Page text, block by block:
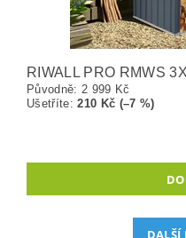
RIWALL PRO RMWS
Původně: 2 999 Kč
Ušetříte:210 Kč (–7 %)
DALŠÍ